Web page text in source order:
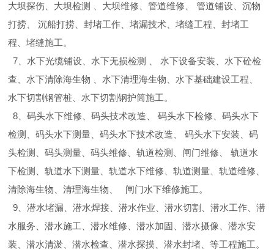
大坝探伤、大坝检测 、大坝维修、管道维修、 管道铺设、沉物
打捞、 沉船打捞、封堵工作、堵漏技术、堵缝工程、封堵工
程、堵缝施工。
7、水下光缆铺设、水下无损检测 、 水下设备安装、水下砼检
查、水下清除海生物 、水下清理海生物、水下基础建设工程、
水下切割钢管桩、水下切割钢护筒施工。
8、码头水下维修、码头技术改造、 码头水下检修、码头水下
检测、码头水下测量、码头水下技术改造、 码头水下安装、码
头检测、码头测量、码头维修、轨道检测、闸门维修、 轨道水
下检测、轨道水下测量、轨道水下维修、轨道测量、轨道维修、
清除海生物、清理海生物、 闸门水下维修施工。
9、潜水堵漏、潜水焊接、潜水作业、潜水切割、潜水工作、潜
水服务、潜水施工、潜水维修、潜水加固、潜水摄像、潜水安
装、潜水清淤、潜水检查、潜水探摸、潜水封堵、等工程施工。